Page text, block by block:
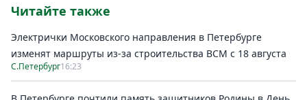
Читайте также
Электрички Московского направления в Петербурге
изменят маршруты из-за строительства ВСМ с 18 августа
С.Петербург16:23